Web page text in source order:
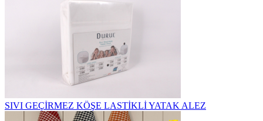
SIVI GEÇİRMEZ KÖŞE LASTİKLİ YATAK ALEZ